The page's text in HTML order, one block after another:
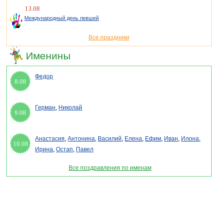
13.08
Международный день левшей
Все праздники
Именины
8.08
Федор
9.08
Герман, Николай
10.08
Анастасия,Антонина, Василий, Елена, Ефим, Иван, Илона,
Ирина,Остап, Павел
Все поздравления по именам